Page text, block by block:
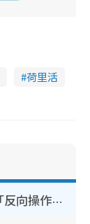
荷里活
WhatsApp預設貼圖點刪？揭1招「反向操作」還原簡潔介面 附3步實測教學